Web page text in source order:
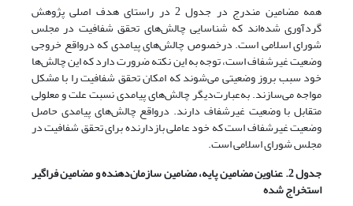
همه مضامین مندرج در جدول 2 در راستای هدف اصلی پژوهش
گردآوری شده‌اند که شناسایی چالش‌های تحقق شفافیت در مجلس
شورای اسلامی است. درخصوص چالش‌های پیامدی که درواقع خروجی
وضعیت غیرشفاف است، توجه به این نکته ضرورت دارد که این چالش‌ها
خود سبب بروز وضعیتی می‌شوند که امکان تحقق شفافیت را با مشکل
مواجه می‌سازند. به‌عبارت‌دیگر چالش‌های پیامدی نسبت علت و معلولی
متقابل با وضعیت غیرشفاف دارند. در‌واقع چالش‌های پیامدی حاصل
وضعیت غیرشفاف است که خود عاملی بازدارنده برای تحقق شفافیت در
مجلس شورای اسلامی است.
جدول 2. عناوین مضامین پایه، مضامین سازمان
دهنده و مضامین فراگیر
استخراج شده